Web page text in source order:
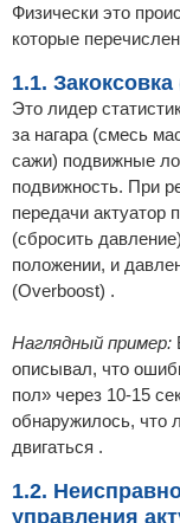
Физически это
которые
1.1.
Это лидер
за нагара (смесь
сажи) подвижные
подвижность. При
передачи актуатор
(сбросить
положении, и
(Overboost) .
Наглядный пример:
описывал, что
пол» через 10-15
обнаружилось, что
двигаться .
1.2.
управления